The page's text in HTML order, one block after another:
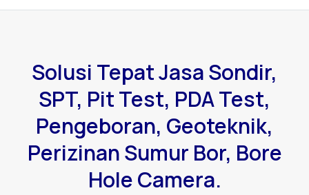
Solusi Tepat Jasa Sondir,
SPT, Pit Test, PDA Test,
Pengeboran, Geoteknik,
Perizinan Sumur Bor, Bore
Hole Camera.